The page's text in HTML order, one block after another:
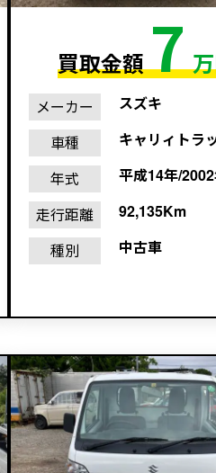
買取金額7
メーカー
スズキ
車種
キャリィトラ
年式
平成14年/
走行距離
92,135Km
種別
中古車